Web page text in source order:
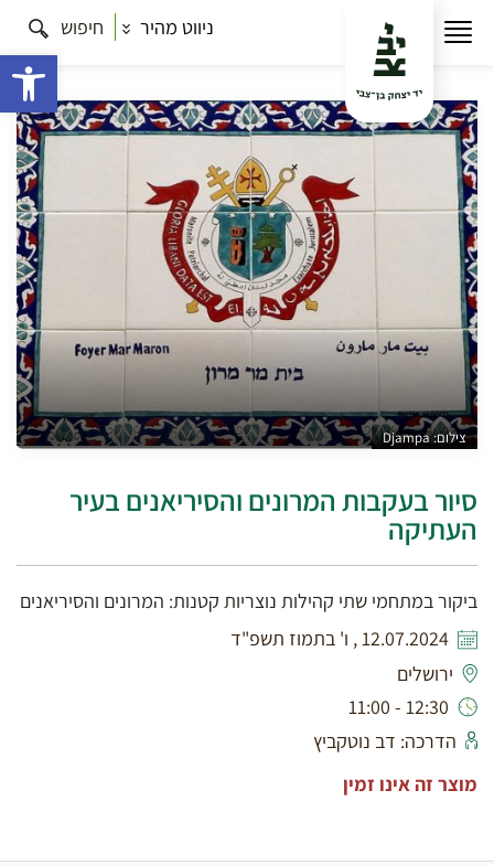
ניווט מהיר חיפוש
סיור בעקבות המרונים והסיריאנים
צילום: Djampa
סיור בעקבות המרונים והסיריאנים בעיר
העתיקה
ביקור במתחמי שתי קהילות נוצריות קטנות: המרונים והסיריאנים
12.07.2024 , ו' בתמוז תשפ"ד
ירושלים
12:30 - 11:00
הדרכה: דב נוטקביץ
מוצר זה אינו זמין